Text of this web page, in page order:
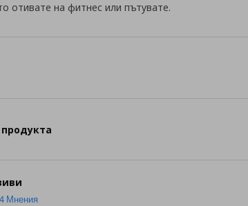
отивате на фитнес или пътувате.
3.3
4 Мнения